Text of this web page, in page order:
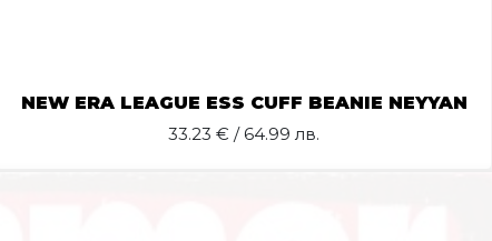
NEW ERA LEAGUE ESS CUFF BEANIE NEYYAN
33.23 € / 64.99 лв.